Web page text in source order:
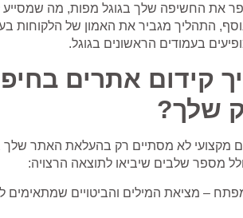
את החשיפה שלך בגוגל מפות, מה שמסייע
התהליך מגביר את האמון של הלקוחות
בעמודים הראשונים בגוגל.
קידום אתרים
שלך?
מקצועי לא מסתיים רק בהעלאת האתר שלך
מספר שלבים שיביאו לתוצאה הרצויה:
– מציאת המילים והביטויים שמתאימים